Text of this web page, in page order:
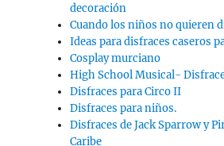
decoración
Cuando los niños no quieren
Ideas para disfraces caseros
Cosplay murciano
High School Musical-
Disfraces para Circo II
Disfraces para niños.
Disfraces de Jack Sparrow y
Caribe